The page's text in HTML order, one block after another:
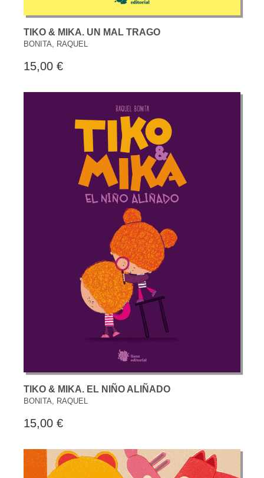
TIKO & MIKA. UN MAL TRAGO
BONITA, RAQUEL
15,00 €
TIKO & MIKA. EL NIÑO ALIÑADO
BONITA, RAQUEL
15,00 €